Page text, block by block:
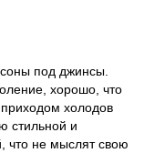
под джинсы.
хорошо, что
холодов
стильной и
что не мыслят свою